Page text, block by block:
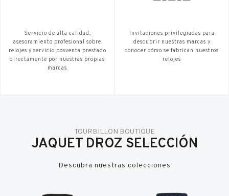
Servicio de alta calidad,
asesoramiento profesional sobre
relojes y servicio posventa prestado
directamente por nuestras propias
marcas
Invitaciones privilegiadas para
descubrir nuestras marcas y
conocer cómo se fabrican nuestros
relojes
TOURBILLON BOUTIQUE
JAQUET DROZ SELECCIÓN
Descubra nuestras colecciones